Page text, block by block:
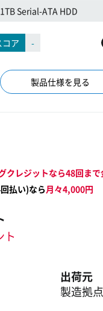
1TB Serial-ATA HDD
コア -
製品仕様を見る
クレジットなら48回ま
回払い)なら月々4,000円
ト
出荷元
製造拠